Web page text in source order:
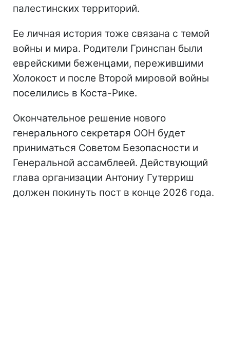
палестинских территорий.
Ее личная история тоже связана с темой
войны и мира. Родители Гринспан были
еврейскими беженцами, пережившими
Холокост и после Второй мировой войны
поселились в Коста-Рике.
Окончательное решение нового
генерального секретаря ООН будет
приниматься Советом Безопасности и
Генеральной ассамблеей. Действующий
глава организации Антониу Гутерриш
должен покинуть пост в конце 2026 года.